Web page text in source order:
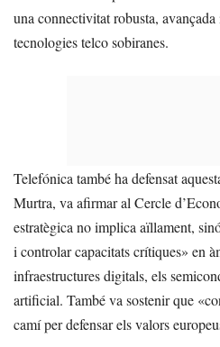
una connectivitat robusta,
tecnologies telco sobiranes.
Telefónica també ha defensat
Murtra, va afirmar al Cercle
estratègica no implica aïllament,
i controlar capacitats crítiques» en
infraestructures digitals, els
artificial. També va sostenir que
camí per defensar els valors